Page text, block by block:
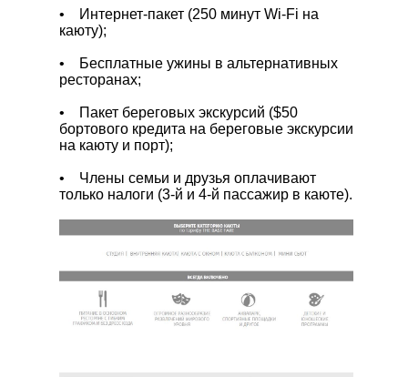
• Интернет-пакет (250 минут Wi-Fi на
каюту);
• Бесплатные ужины в альтернативных
ресторанах;
• Пакет береговых экскурсий ($50
бортового кредита на береговые экскурсии
на каюту и порт);
• Члены семьи и друзья оплачивают
только налоги (3-й и 4-й пассажир в каюте).